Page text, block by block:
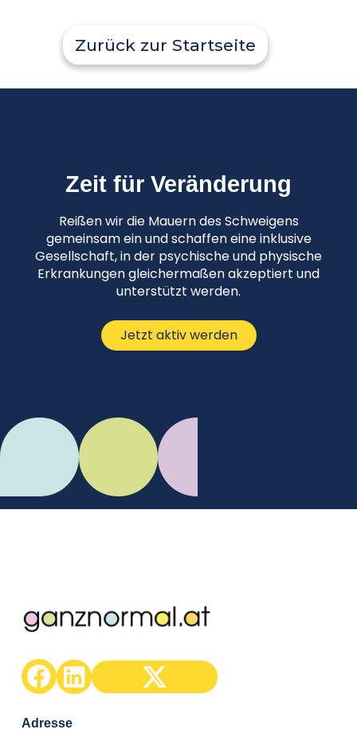
Zurück zur Startseite
Zeit für Veränderung
Reißen wir die Mauern des Schweigens
gemeinsam ein und schaffen eine inklusive
Gesellschaft, in der psychische und physische
Erkrankungen gleichermaßen akzeptiert und
unterstützt werden.
Jetzt aktiv werden
Adresse